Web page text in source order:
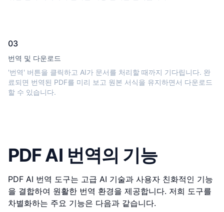
03
번역 및 다운로드
'번역' 버튼을 클릭하고 AI가 문서를 처리할 때까지 기다립니다. 완
료되면 번역된 PDF를 미리 보고 원본 서식을 유지하면서 다운로드
할 수 있습니다.
PDF AI 번역의 기능
PDF AI 번역 도구는 고급 AI 기술과 사용자 친화적인 기능
을 결합하여 원활한 번역 환경을 제공합니다. 저희 도구를
차별화하는 주요 기능은 다음과 같습니다.